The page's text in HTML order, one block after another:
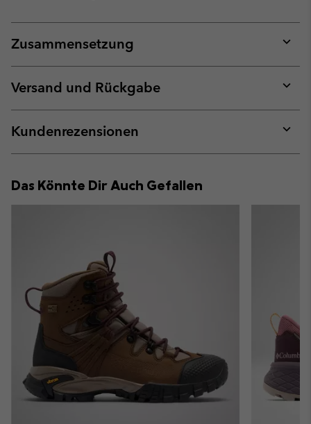
Zusammensetzung
or
Versand und Rückgabe
or
Kundenrezensionen
or
Das Könnte Dir Auch Gefallen